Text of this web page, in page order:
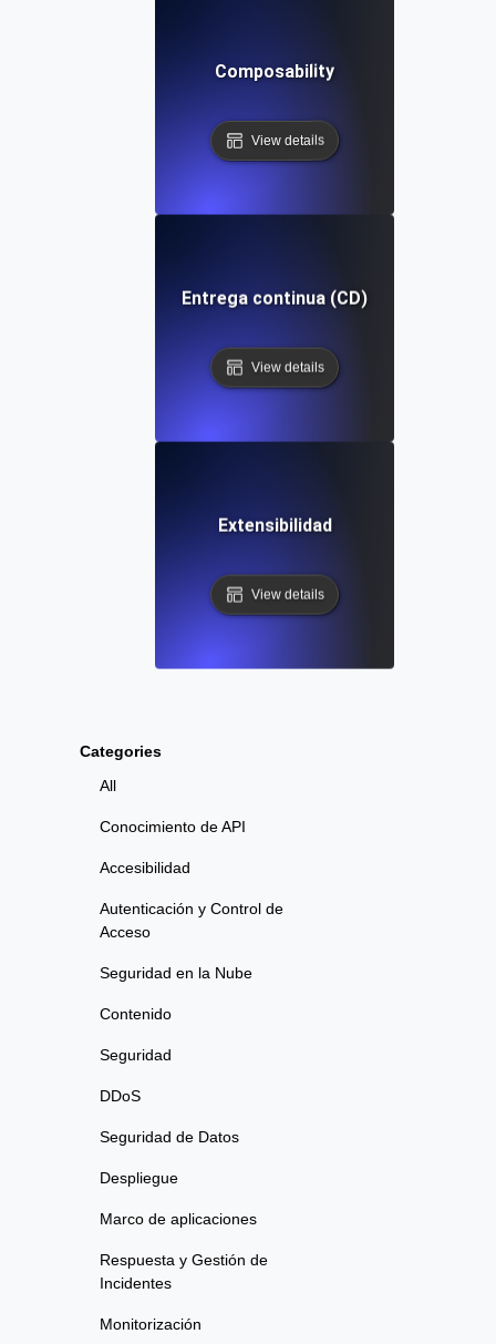
Categories
All
Conocimiento de API
Accesibilidad
Autenticación y Control de
Acceso
Seguridad en la Nube
Contenido
Seguridad
DDoS
Seguridad de Datos
Despliegue
Marco de aplicaciones
Respuesta y Gestión de
Incidentes
Monitorización
Composability
View details
Entrega continua (CD)
View details
Extensibilidad
View details